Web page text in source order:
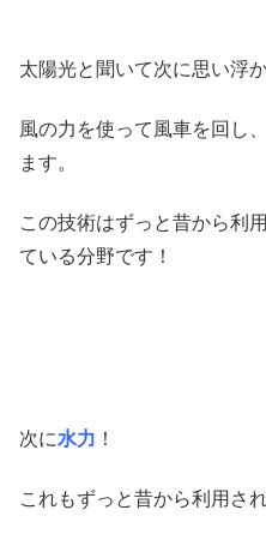
太陽光と聞いて次に思い浮か
風の力を使って風車を回し
ます。
この技術はずっと昔から利
ている分野です！
次に水力 ！
これもずっと昔から利用さ